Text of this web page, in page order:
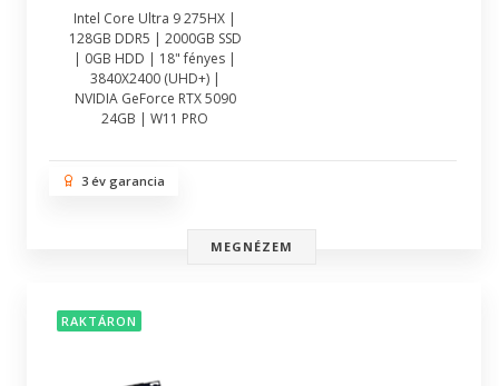
Intel Core Ultra 9 275HX |
128GB DDR5 | 2000GB SSD
| 0GB HDD | 18" fényes |
3840X2400 (UHD+) |
NVIDIA GeForce RTX 5090
24GB | W11 PRO
3 év garancia
MEGNÉZEM
RAKTÁRON